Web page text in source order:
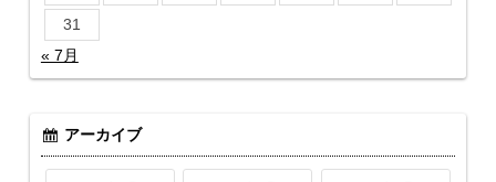
31
« 7月
アーカイブ